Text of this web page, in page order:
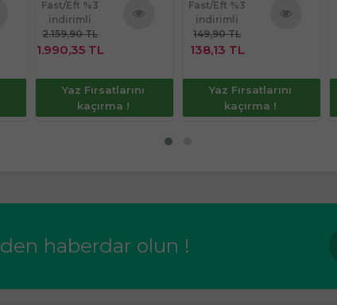
Fast/Eft %3
indirimli
2.159,90 TL
1.990,35 TL
Yaz Fırsatlarını
kaçırma !
Fast/Eft %3
indirimli
149,90 TL
138,13 TL
Yaz Fırsatlarını
kaçırma !
haberdar olun !